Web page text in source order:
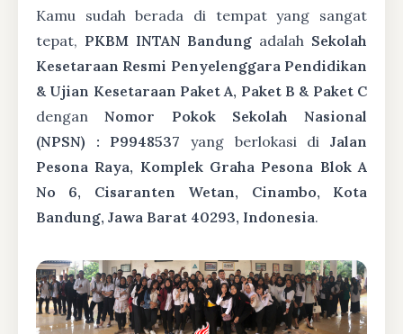
Kamu sudah berada di tempat yang sangat
tepat, PKBM INTAN Bandung adalah Sekolah
Kesetaraan Resmi Penyelenggara Pendidikan
& Ujian Kesetaraan Paket A, Paket B & Paket C
denganNomor Pokok Sekolah Nasional
(NPSN) : P9948537 yang berlokasi diJalan
Pesona Raya, Komplek Graha Pesona Blok A
No 6, Cisaranten Wetan, Cinambo, Kota
Bandung, Jawa Barat 40293, Indonesia.